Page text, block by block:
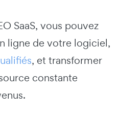
SaaS, vous pouvez
ligne de votre logiciel,
, et transformer
constante